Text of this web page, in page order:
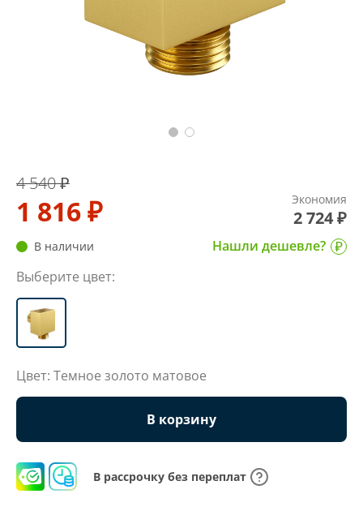
4 540 ₽
1 816 ₽ Экономия
2 724 ₽
В наличии
Нашли дешевле?
Выберите цвет:
Цвет: Темное золото матовое
В корзину
В рассрочку без переплат